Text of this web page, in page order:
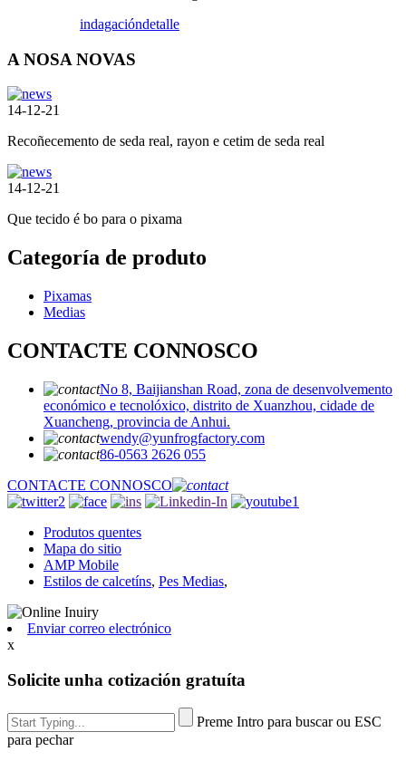
indagacióndetalle
A NOSA NOVAS
14-12-21
Recoñecemento de seda real, rayon e cetim de seda real
14-12-21
Que tecido é bo para o pixama
Categoría de produto
Pixamas
Medias
CONTACTE CONNOSCO
No 8, Baijianshan Road, zona de desenvolvemento
económico e tecnolóxico, distrito de Xuanzhou, cidade de
Xuancheng, provincia de Anhui.
wendy@yunfrogfactory.com
86-0563 2626 055
CONTACTE CONNOSCO
Produtos quentes
Mapa do sitio
AMP Mobile
Estilos de calcetíns, Pes Medias,
Enviar correo electrónico
x
Solicite unha cotización gratuíta
Preme Intro para buscar ou ESC
para pechar